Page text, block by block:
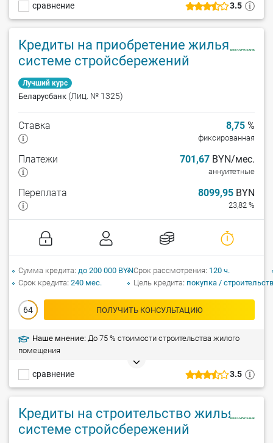
3.5
сравнение
(реконструкцию) и приобретение жилых помещений с
господдержкой в ОАО «АСБ Беларусбанк».
Кредиты на приобретение жилья по
системе стройсбережений
Лучший курс
Беларусбанк (Лиц. № 1325)
3.5
сравнение
Ставка 8,75 %
фиксированная
Платежи 701,67 BYN/мес.
аннуитетные
Переплата 8099,95 BYN
23,82 %
64 ПОЛУЧИТЬ КОНСУЛЬТАЦИЮ
Сумма кредита до 200 000 BYN
Срок кредита 240 мес.
Срок рассмотрения 120 ч.
Цель кредита покупка /
Наше мнение: До 75 % стоимости строительства жилого
помещения
Кредиты на строительство жилья по
системе стройсбережений